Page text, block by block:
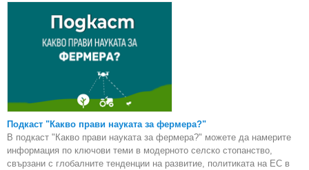
Подкаст "Какво прави науката за фермера?"
В подкаст "Какво прави науката за фермера?" можете да намерите
информация по ключови теми в модерното селско стопанство,
свързани с глобалните тенденции на развитие, политиката на ЕС в